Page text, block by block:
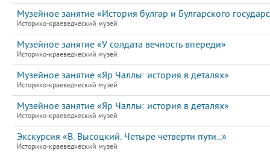
Музейное занятие «История булгар и Булгарского
Историко-краеведческий музей
Музейное занятие «У солдата вечность впереди»
Историко-краеведческий музей
Музейное занятие «Яр Чаллы: история в деталях»
Историко-краеведческий музей
Музейное занятие «Яр Чаллы: история в деталях»
Историко-краеведческий музей
Экскурсия «В. Высоцкий. Четыре четверти пути...»
Историко-краеведческий музей